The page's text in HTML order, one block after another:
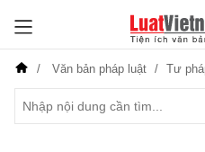
Văn bản pháp luật Tư